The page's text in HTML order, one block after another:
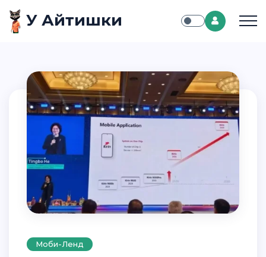
У Айтишки
Моби-Ленд